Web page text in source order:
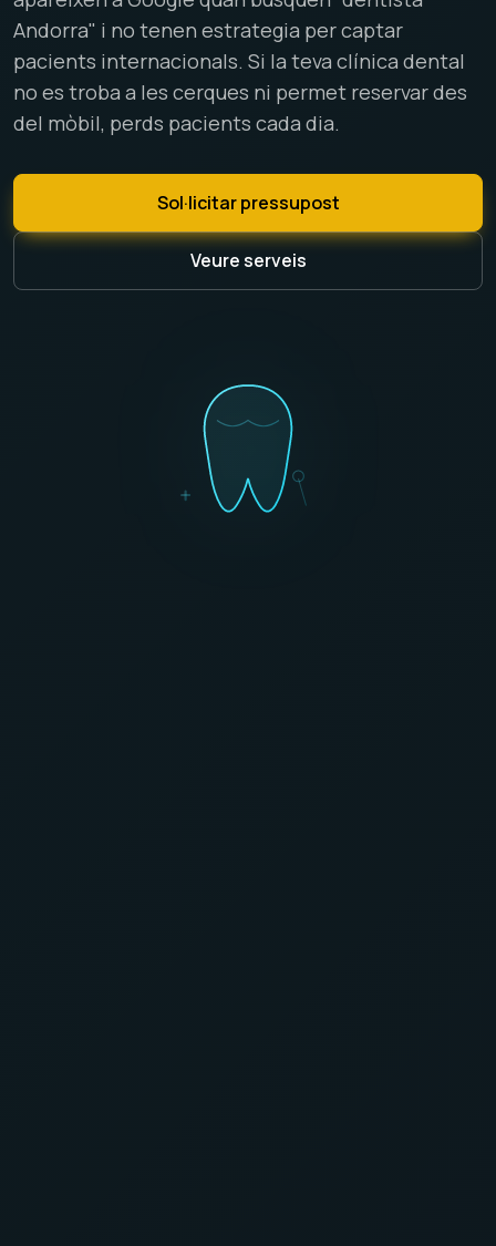
Andorra" i no tenen estrategia per captar
pacients internacionals. Si la teva clínica dental
no es troba a les cerques ni permet reservar des
del mòbil, perds pacients cada dia.
Sol·licitar pressupost
Veure serveis